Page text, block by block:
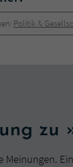
Politik &
zu
Meinungen.